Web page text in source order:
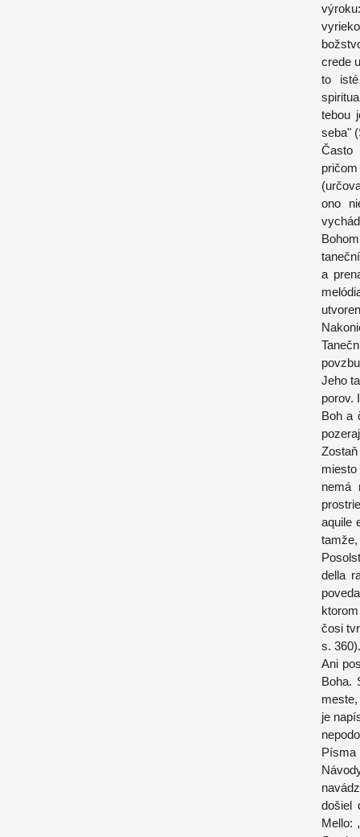
crede
to
tebou
seba"
Často
ono
a
Jeho
porov.
Boh a
nemá
aquile
della
čosi
s. 360).
Ani
Boha.
je
došiel
Mello: